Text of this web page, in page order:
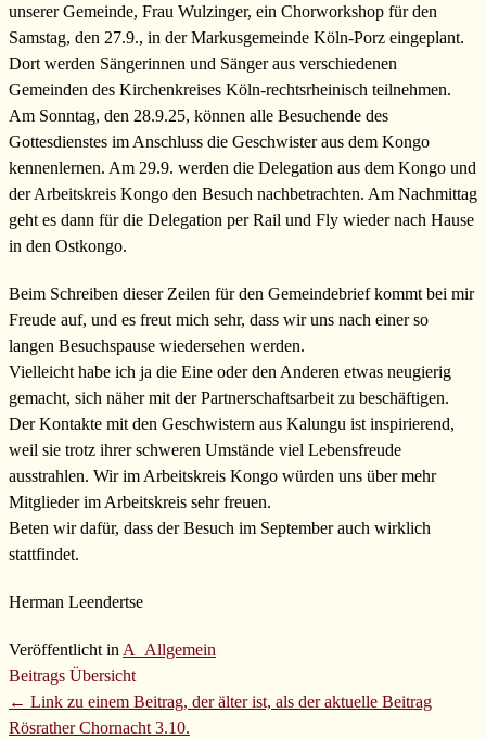
unserer Gemeinde, Frau Wulzinger, ein Chorworkshop für den
Samstag, den 27.9., in der Markusgemeinde Köln-Porz eingeplant.
Dort werden Sängerinnen und Sänger aus verschiedenen
Gemeinden des Kirchenkreises Köln-rechtsrheinisch teilnehmen.
Am Sonntag, den 28.9.25, können alle Besuchende des
Gottesdienstes im Anschluss die Geschwister aus dem Kongo
kennenlernen. Am 29.9. werden die Delegation aus dem Kongo und
der Arbeitskreis Kongo den Besuch nachbetrachten. Am Nachmittag
geht es dann für die Delegation per Rail und Fly wieder nach Hause
in den Ostkongo.
Beim Schreiben dieser Zeilen für den Gemeindebrief kommt bei mir
Freude auf, und es freut mich sehr, dass wir uns nach einer so
langen Besuchspause wiedersehen werden.
Vielleicht habe ich ja die Eine oder den Anderen etwas neugierig
gemacht, sich näher mit der Partnerschaftsarbeit zu beschäftigen.
Der Kontakte mit den Geschwistern aus Kalungu ist inspirierend,
weil sie trotz ihrer schweren Umstände viel Lebensfreude
ausstrahlen. Wir im Arbeitskreis Kongo würden uns über mehr
Mitglieder im Arbeitskreis sehr freuen.
Beten wir dafür, dass der Besuch im September auch wirklich
stattfindet.
Herman Leendertse
Veröffentlicht in A_Allgemein
Beitrags Übersicht
← Link zu einem Beitrag, der älter ist, als der aktuelle Beitrag
Rösrather Chornacht 3.10.